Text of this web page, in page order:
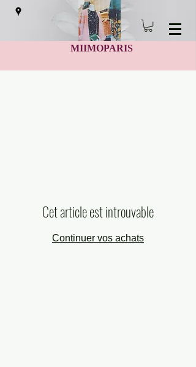
MIIMOPARIS
Cet article est introuvable
Continuer vos achats